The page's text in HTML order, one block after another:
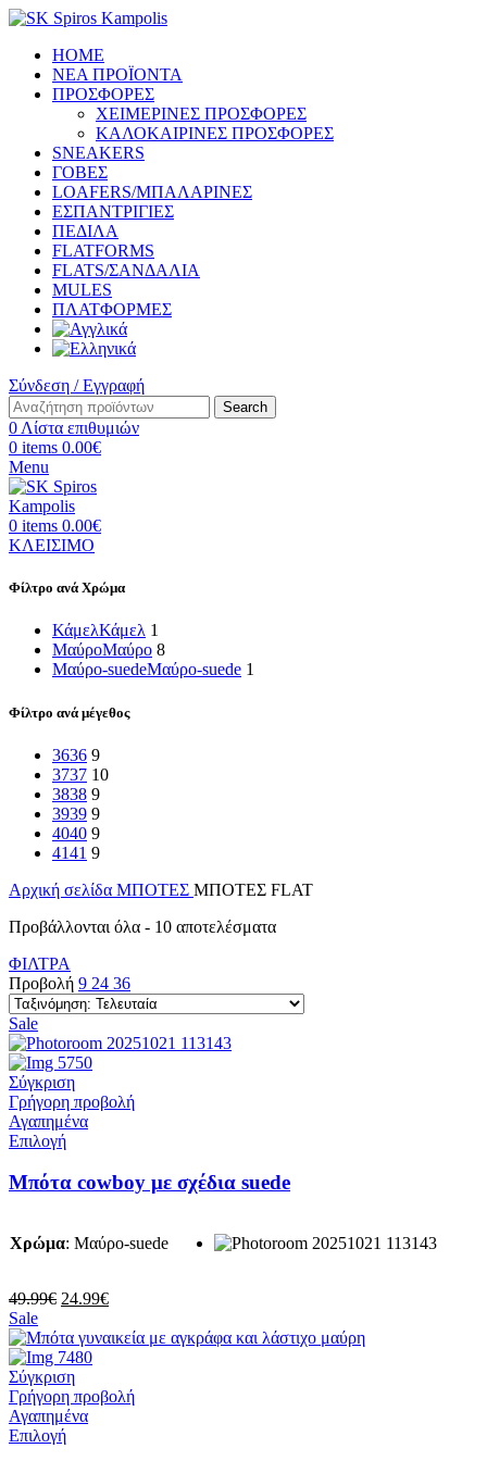
HOME
ΝΕΑ ΠΡΟΪΟΝΤΑ
ΠΡΟΣΦΟΡΕΣ
ΧΕΙΜΕΡΙΝΕΣ ΠΡΟΣΦΟΡΕΣ
ΚΑΛΟΚΑΙΡΙΝΕΣ ΠΡΟΣΦΟΡΕΣ
SNEAKERS
ΓΟΒΕΣ
LOAFERS/ΜΠΑΛΑΡΙΝΕΣ
ΕΣΠΑΝΤΡΙΓΙΕΣ
ΠΕΔΙΛΑ
FLATFORMS
FLATS/ΣΑΝΔΑΛΙΑ
MULES
ΠΛΑΤΦΟΡΜΕΣ
Σύνδεση / Εγγραφή
Search
0 Λίστα επιθυμιών
0 items 0.00€
Menu
0 items 0.00€
ΚΛΕΙΣΙΜΟ
Φίλτρο ανά Χρώμα
ΚάμελΚάμελ 1
ΜαύροΜαύρο 8
Μαύρο-suedeΜαύρο-suede 1
Φίλτρο ανά μέγεθος
3636 9
3737 10
3838 9
3939 9
4040 9
4141 9
Αρχική σελίδα ΜΠΟΤΕΣ ΜΠΟΤΕΣ FLAT
Προβάλλονται όλα - 10 αποτελέσματαSorted
ΦΙΛΤΡΑ
Προβολή 9 24 36
Sale
Σύγκριση
Γρήγορη προβολή
Αγαπημένα
ΕπιλογήΑυτό
προϊόν
παραλλαγές.
μπορούν
επιλεγούν
στη
σελίδα
του
προϊόντος
Μπότα cowboy με σχέδια suede
Χρώμα: Μαύρο-suede
49.99€ Original
was:
49.99€.
24.99€Η
τιμή
Sale
Σύγκριση
Γρήγορη προβολή
Αγαπημένα
ΕπιλογήΑυτό